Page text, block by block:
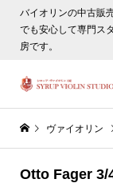
バイオリンの中古販
でも安心して専門ス
房です。
ヴァイオリン
Otto Fager 3/
ヴァイオリン選